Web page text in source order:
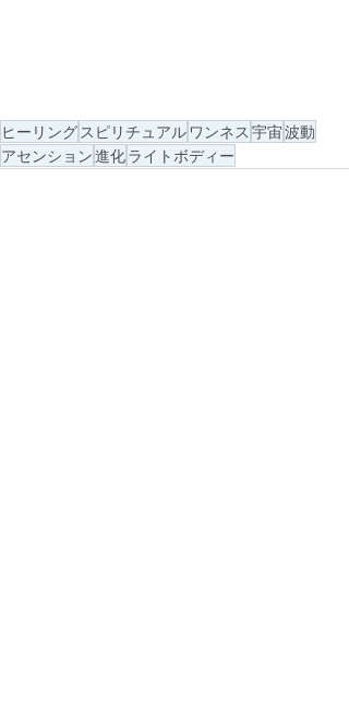
ヒーリング スピリチュアル ワンネス 宇宙波動
アセンション進化ライトボディー